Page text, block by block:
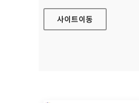
사이트이동